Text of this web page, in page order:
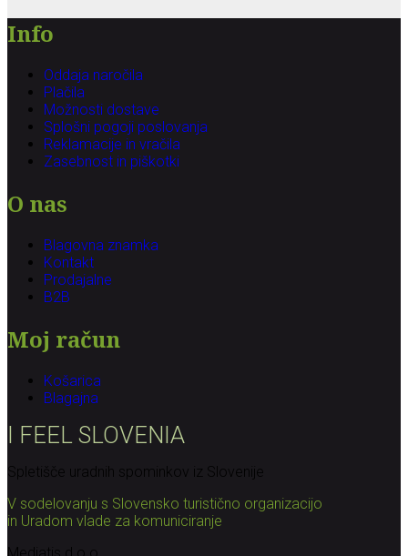
Info
Oddaja naročila
Plačila
Možnosti dostave
Splošni pogoji poslovanja
Reklamacije in vračila
Zasebnost in piškotki
O nas
Blagovna znamka
Kontakt
Prodajalne
B2B
Moj račun
Košarica
Blagajna
I FEEL SLOVENIA
Spletišče uradnih spominkov iz Slovenije
V sodelovanju s Slovensko turistično organizacijo
in Uradom vlade za komuniciranje
Mediatis d.o.o.